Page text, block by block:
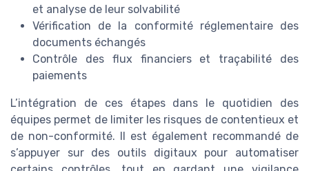
et analyse de leur solvabilité
Vérification de la conformité réglementaire des
documents échangés
Contrôle des flux financiers et traçabilité des
paiements
L’intégration de ces étapes dans le quotidien des
équipes permet de limiter les risques de contentieux et
de non-conformité. Il est également recommandé de
s’appuyer sur des outils digitaux pour automatiser